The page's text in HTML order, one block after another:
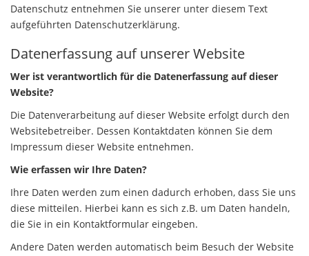
Datenschutz entnehmen Sie unserer unter diesem Text
aufgeführten Datenschutzerklärung.
Datenerfassung auf unserer Website
Wer ist verantwortlich für die Datenerfassung auf dieser
Website?
Die Datenverarbeitung auf dieser Website erfolgt durch den
Websitebetreiber. Dessen Kontaktdaten können Sie dem
Impressum dieser Website entnehmen.
Wie erfassen wir Ihre Daten?
Ihre Daten werden zum einen dadurch erhoben, dass Sie uns
diese mitteilen. Hierbei kann es sich z.B. um Daten handeln,
die Sie in ein Kontaktformular eingeben.
Andere Daten werden automatisch beim Besuch der Website